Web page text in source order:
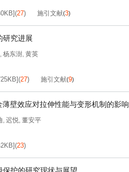
](27) 施引文献(3)
研究进展
, 杨东澍, 黄英
](27) 施引文献(9)
薄壁效应对拉伸性能与变形机制的影响
, 迟悦, 董安平
](23)
护的研究现状与展望